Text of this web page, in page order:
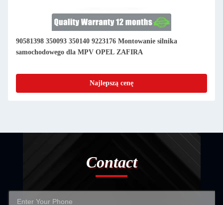
90581398 350093 350140 9223176 Montowanie silnika
samochodowego dla MPV OPEL ZAFIRA
Najlepszą cenę
Contact